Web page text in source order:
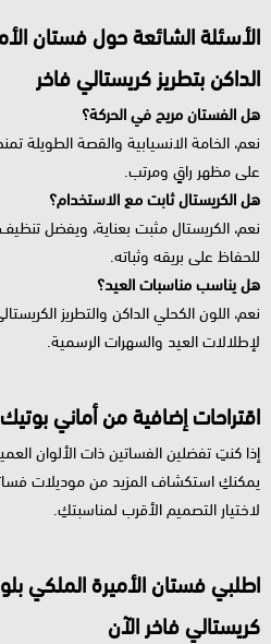
الأسئلة الشائعة حول فستان
الداكن بتطريز كريستالي فاخر
هل الفستان مريح في الحركة؟
نعم، الخامة الانسيابية والقصة الطويلة
على مظهر راقٍ ومرتب.
هل الكريستال ثابت مع الاستخدام؟
نعم، الكريستال مثبت بعناية، ويفضل
للحفاظ على بريقه وثباته.
هل يناسب مناسبات العيد؟
نعم، اللون الكحلي الداكن والتطريز
لإطلالات العيد والسهرات الرسمية.
اقتراحات إضافية من أماني بوتيك
إذا كنتِ تفضلين الفساتين ذات الألوان
يمكنكِ استكشاف المزيد من موديلات
لاختيار التصميم الأقرب لمناسبتكِ.
اطلبي فستان الأميرة الملكي
كريستالي فاخر الآن